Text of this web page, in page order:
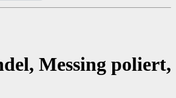
Messing poliert,